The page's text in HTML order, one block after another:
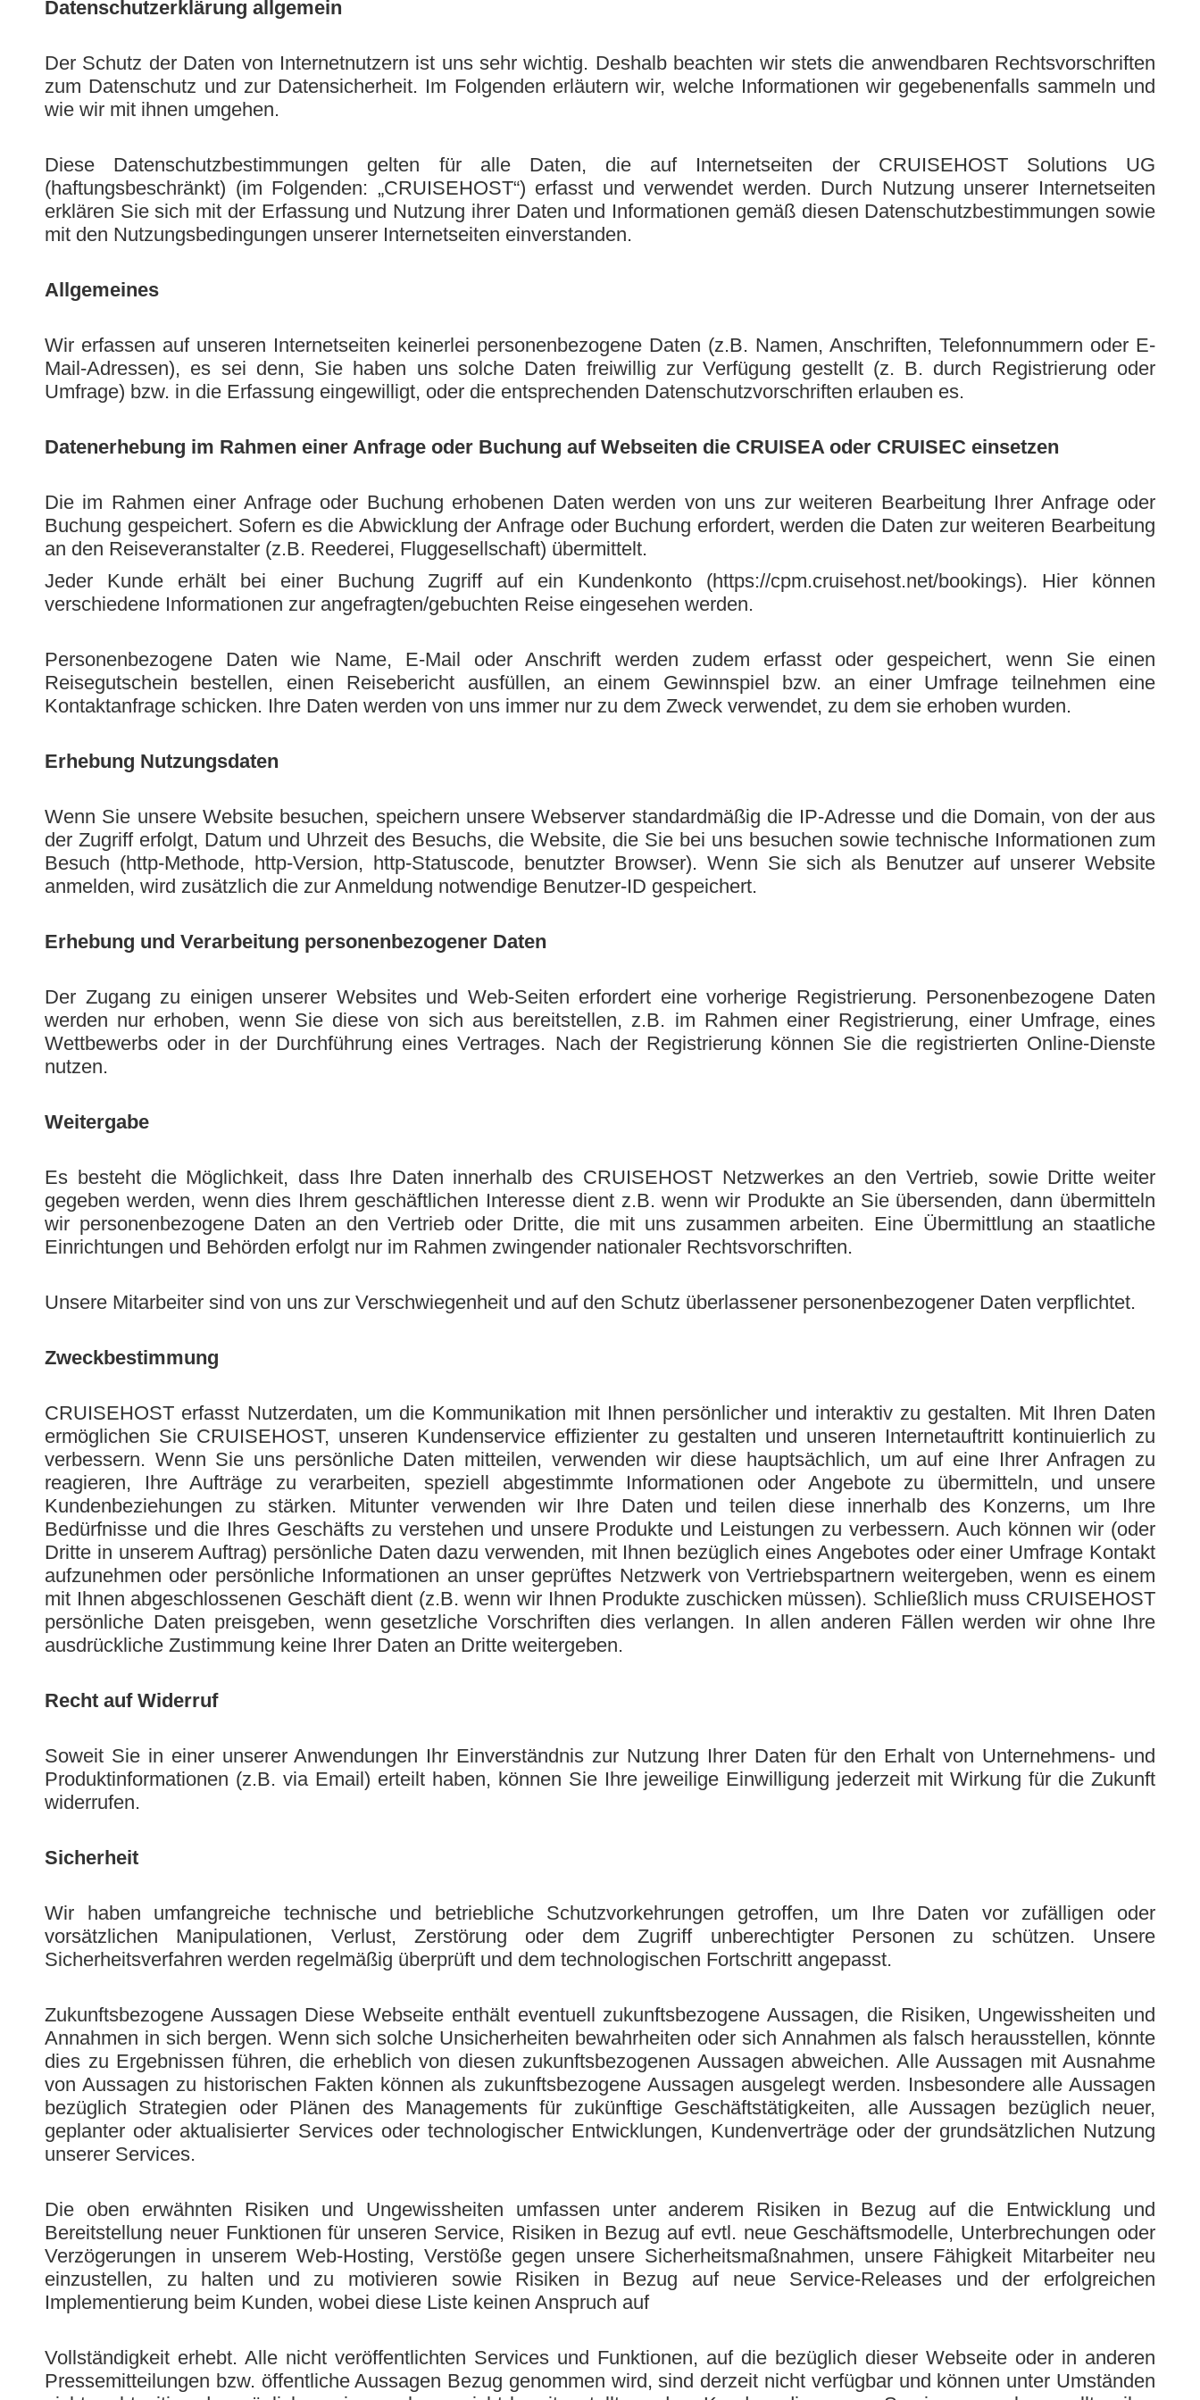
Datenschutzerklärung allgemein
Der Schutz der Daten von Internetnutzern ist uns sehr wichtig. Deshalb beachten wir stets die anwendbaren Rechtsvorschriften
zum Datenschutz und zur Datensicherheit. Im Folgenden erläutern wir, welche Informationen wir gegebenenfalls sammeln und
wie wir mit ihnen umgehen.
Diese Datenschutzbestimmungen gelten für alle Daten, die auf Internetseiten der CRUISEHOST Solutions UG
(haftungsbeschränkt) (im Folgenden: „CRUISEHOST“) erfasst und verwendet werden. Durch Nutzung unserer Internetseiten
erklären Sie sich mit der Erfassung und Nutzung ihrer Daten und Informationen gemäß diesen Datenschutzbestimmungen sowie
mit den Nutzungsbedingungen unserer Internetseiten einverstanden.
Allgemeines
Wir erfassen auf unseren Internetseiten keinerlei personenbezogene Daten (z.B. Namen, Anschriften, Telefonnummern oder E-
Mail-Adressen), es sei denn, Sie haben uns solche Daten freiwillig zur Verfügung gestellt (z. B. durch Registrierung oder
Umfrage) bzw. in die Erfassung eingewilligt, oder die entsprechenden Datenschutzvorschriften erlauben es.
Datenerhebung im Rahmen einer Anfrage oder Buchung auf Webseiten die CRUISEA oder CRUISEC einsetzen
Die im Rahmen einer Anfrage oder Buchung erhobenen Daten werden von uns zur weiteren Bearbeitung Ihrer Anfrage oder
Buchung gespeichert. Sofern es die Abwicklung der Anfrage oder Buchung erfordert, werden die Daten zur weiteren Bearbeitung
an den Reiseveranstalter (z.B. Reederei, Fluggesellschaft) übermittelt.
Jeder Kunde erhält bei einer Buchung Zugriff auf ein Kundenkonto (https://cpm.cruisehost.net/bookings). Hier können
verschiedene Informationen zur angefragten/gebuchten Reise eingesehen werden.
Personenbezogene Daten wie Name, E-Mail oder Anschrift werden zudem erfasst oder gespeichert, wenn Sie einen
Reisegutschein bestellen, einen Reisebericht ausfüllen, an einem Gewinnspiel bzw. an einer Umfrage teilnehmen eine
Kontaktanfrage schicken. Ihre Daten werden von uns immer nur zu dem Zweck verwendet, zu dem sie erhoben wurden.
Erhebung Nutzungsdaten
Wenn Sie unsere Website besuchen, speichern unsere Webserver standardmäßig die IP-Adresse und die Domain, von der aus
der Zugriff erfolgt, Datum und Uhrzeit des Besuchs, die Website, die Sie bei uns besuchen sowie technische Informationen zum
Besuch (http-Methode, http-Version, http-Statuscode, benutzter Browser). Wenn Sie sich als Benutzer auf unserer Website
anmelden, wird zusätzlich die zur Anmeldung notwendige Benutzer-ID gespeichert.
Erhebung und Verarbeitung personenbezogener Daten
Der Zugang zu einigen unserer Websites und Web-Seiten erfordert eine vorherige Registrierung. Personenbezogene Daten
werden nur erhoben, wenn Sie diese von sich aus bereitstellen, z.B. im Rahmen einer Registrierung, einer Umfrage, eines
Wettbewerbs oder in der Durchführung eines Vertrages. Nach der Registrierung können Sie die registrierten Online-Dienste
nutzen.
Weitergabe
Es besteht die Möglichkeit, dass Ihre Daten innerhalb des CRUISEHOST Netzwerkes an den Vertrieb, sowie Dritte weiter
gegeben werden, wenn dies Ihrem geschäftlichen Interesse dient z.B. wenn wir Produkte an Sie übersenden, dann übermitteln
wir personenbezogene Daten an den Vertrieb oder Dritte, die mit uns zusammen arbeiten. Eine Übermittlung an staatliche
Einrichtungen und Behörden erfolgt nur im Rahmen zwingender nationaler Rechtsvorschriften.
Unsere Mitarbeiter sind von uns zur Verschwiegenheit und auf den Schutz überlassener personenbezogener Daten verpflichtet.
Zweckbestimmung
CRUISEHOST erfasst Nutzerdaten, um die Kommunikation mit Ihnen persönlicher und interaktiv zu gestalten. Mit Ihren Daten
ermöglichen Sie CRUISEHOST, unseren Kundenservice effizienter zu gestalten und unseren Internetauftritt kontinuierlich zu
verbessern. Wenn Sie uns persönliche Daten mitteilen, verwenden wir diese hauptsächlich, um auf eine Ihrer Anfragen zu
reagieren, Ihre Aufträge zu verarbeiten, speziell abgestimmte Informationen oder Angebote zu übermitteln, und unsere
Kundenbeziehungen zu stärken. Mitunter verwenden wir Ihre Daten und teilen diese innerhalb des Konzerns, um Ihre
Bedürfnisse und die Ihres Geschäfts zu verstehen und unsere Produkte und Leistungen zu verbessern. Auch können wir (oder
Dritte in unserem Auftrag) persönliche Daten dazu verwenden, mit Ihnen bezüglich eines Angebotes oder einer Umfrage Kontakt
aufzunehmen oder persönliche Informationen an unser geprüftes Netzwerk von Vertriebspartnern weitergeben, wenn es einem
mit Ihnen abgeschlossenen Geschäft dient (z.B. wenn wir Ihnen Produkte zuschicken müssen). Schließlich muss CRUISEHOST
persönliche Daten preisgeben, wenn gesetzliche Vorschriften dies verlangen. In allen anderen Fällen werden wir ohne Ihre
ausdrückliche Zustimmung keine Ihrer Daten an Dritte weitergeben.
Recht auf Widerruf
Soweit Sie in einer unserer Anwendungen Ihr Einverständnis zur Nutzung Ihrer Daten für den Erhalt von Unternehmens- und
Produktinformationen (z.B. via Email) erteilt haben, können Sie Ihre jeweilige Einwilligung jederzeit mit Wirkung für die Zukunft
widerrufen.
Sicherheit
Wir haben umfangreiche technische und betriebliche Schutzvorkehrungen getroffen, um Ihre Daten vor zufälligen oder
vorsätzlichen Manipulationen, Verlust, Zerstörung oder dem Zugriff unberechtigter Personen zu schützen. Unsere
Sicherheitsverfahren werden regelmäßig überprüft und dem technologischen Fortschritt angepasst.
Zukunftsbezogene Aussagen Diese Webseite enthält eventuell zukunftsbezogene Aussagen, die Risiken, Ungewissheiten und
Annahmen in sich bergen. Wenn sich solche Unsicherheiten bewahrheiten oder sich Annahmen als falsch herausstellen, könnte
dies zu Ergebnissen führen, die erheblich von diesen zukunftsbezogenen Aussagen abweichen. Alle Aussagen mit Ausnahme
von Aussagen zu historischen Fakten können als zukunftsbezogene Aussagen ausgelegt werden. Insbesondere alle Aussagen
bezüglich Strategien oder Plänen des Managements für zukünftige Geschäftstätigkeiten, alle Aussagen bezüglich neuer,
geplanter oder aktualisierter Services oder technologischer Entwicklungen, Kundenverträge oder der grundsätzlichen Nutzung
unserer Services.
Die oben erwähnten Risiken und Ungewissheiten umfassen unter anderem Risiken in Bezug auf die Entwicklung und
Bereitstellung neuer Funktionen für unseren Service, Risiken in Bezug auf evtl. neue Geschäftsmodelle, Unterbrechungen oder
Verzögerungen in unserem Web-Hosting, Verstöße gegen unsere Sicherheitsmaßnahmen, unsere Fähigkeit Mitarbeiter neu
einzustellen, zu halten und zu motivieren sowie Risiken in Bezug auf neue Service-Releases und der erfolgreichen
Implementierung beim Kunden, wobei diese Liste keinen Anspruch auf
Vollständigkeit erhebt. Alle nicht veröffentlichten Services und Funktionen, auf die bezüglich dieser Webseite oder in anderen
Pressemitteilungen bzw. öffentliche Aussagen Bezug genommen wird, sind derzeit nicht verfügbar und können unter Umständen